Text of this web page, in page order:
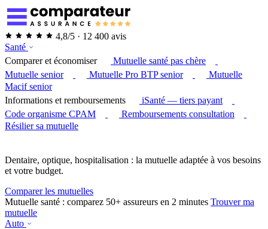
4,8/5 · 12 400 avis
Santé
Comparer et économiser
Mutuelle santé pas chère
Mutuelle senior
Mutuelle Pro BTP senior
Mutuelle
Macif senior
Informations et remboursements
iSanté — tiers payant
Code organisme CPAM
Remboursements consultation
Résilier sa mutuelle
Dentaire, optique, hospitalisation : la mutuelle adaptée à vos besoins
et votre budget.
Comparer les mutuelles
Mutuelle santé : comparez 50+ assureurs en 2 minutes Trouver ma
mutuelle
Auto